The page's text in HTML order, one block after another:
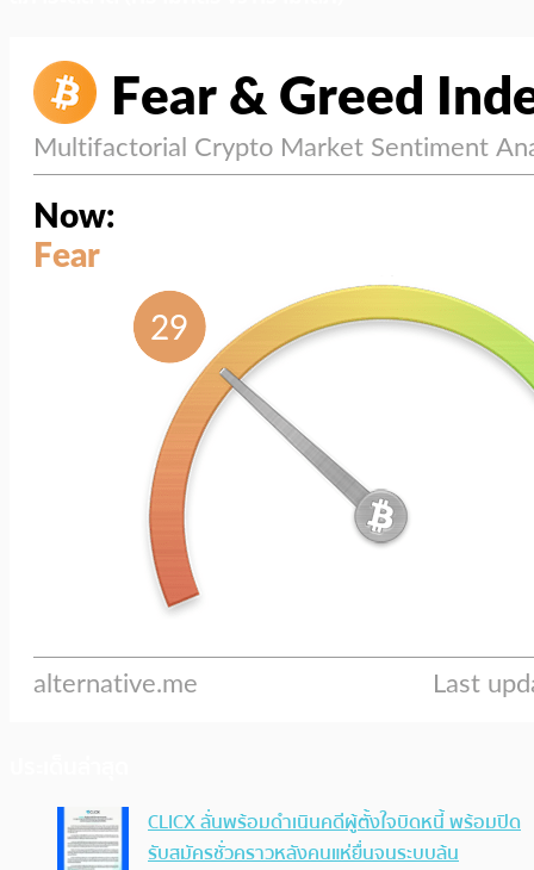
CLICX ลั่นพร้อมดำเนินคดีผู้ตั้งใจบิดหนี้ พร้อมปิด
รับสมัครชั่วคราวหลังคนแห่ยื่นจนระบบล้น